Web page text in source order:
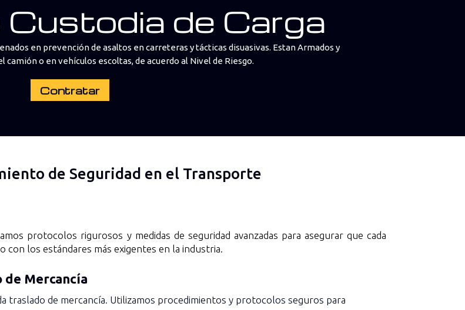
Custodia de Carga
en prevención de asaltos en carreteras y tácticas disuasivas. Estan Armados y
camión o en vehículos escoltas, de acuerdo al Nivel de Riesgo.
Contratar
de Seguridad en el Transporte
protocolos rigurosos y medidas de seguridad avanzadas para asegurar que cada
con los estándares más exigentes en la industria.
Mercancía
traslado de mercancía. Utilizamos procedimientos y protocolos seguros para